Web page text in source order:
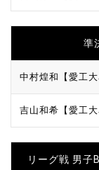
準
中村煌和【愛工大
吉山和希【愛工大
リーグ戦 男